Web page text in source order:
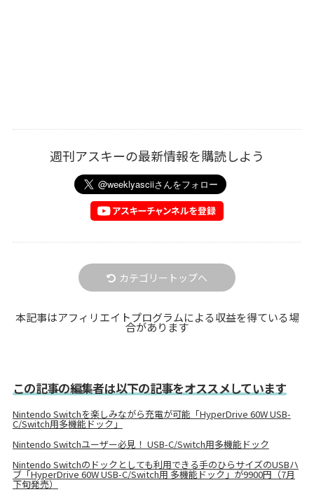
週刊アスキーの最新情報を購読しよう
カテゴリートップへ
本記事はアフィリエイトプログラムによる収益を得ている場
合があります
この記事の編集者は以下の記事をオススメしています
Nintendo Switchを楽しみながら充電が可能「HyperDrive 60W USB-
C/Switch用多機能ドック」
Nintendo Switchユーザー必見！ USB-C/Switch用多機能ドック
Nintendo Switchのドックとしても利用できる手のひらサイズのUSBハ
ブ「HyperDrive 60W USB-C/Switch用 多機能ドック」が9900円（7月
下旬発売）